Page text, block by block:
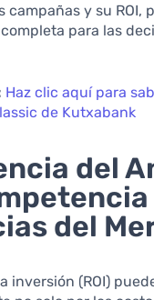
campañas y su ROI,
para las
Haz clic aquí para
de Kutxabank
del
del
inversión (ROI)